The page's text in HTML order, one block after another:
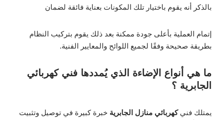
بالذكر أنه يقوم باختيار تلك المكونات بعناية فائقة لضمان
إتمام العملية بأعلى جودة ممكنة بعد ذلك يقوم بتركيب النظام
بطريقة صحيحة وفقًا لجميع اللوائح والمعايير الفنية.
ما هي أنواع الإضاءة الذي يُمددها فني كهربائي
الجابرية ؟
يمتلك فني كهربائي منازل الجابرية خبرة كبيرة في توصيل وتثبيت